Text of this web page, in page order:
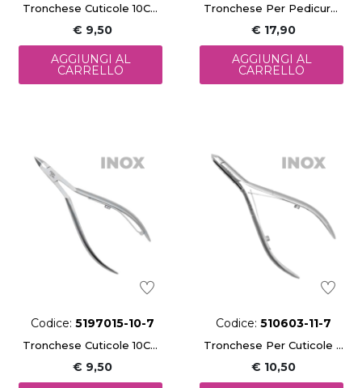
Tronchese Cuticole 10Cm 3Mm
€ 9,50
AGGIUNGI AL
CARRELLO
Tronchese Per Pedicure 11Cm
€ 17,90
AGGIUNGI AL
CARRELLO
Codice: 5197015-10-7
Tronchese Cuticole 10Cm 7Mm
€ 9,50
Codice: 510603-11-7
Tronchese Per Cuticole 11 Cm 7 Mm
€ 10,50